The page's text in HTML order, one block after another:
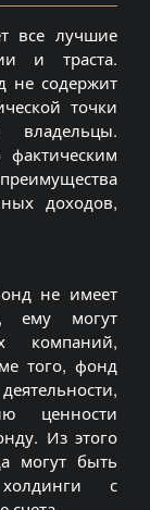
все лучшие
и траста.
не содержит
точки
доходов,
не имеет
ему могут
компаний,
того, фонд
ценности
Из этого
могут быть
с